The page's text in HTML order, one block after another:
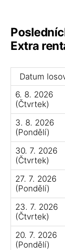
Extra
Datum
6. 8. 2026
(Čtvrtek)
3. 8. 2026
(Pondělí)
30. 7. 2026
(Čtvrtek)
27. 7. 2026
(Pondělí)
23. 7. 2026
(Čtvrtek)
20. 7. 2026
(Pondělí)